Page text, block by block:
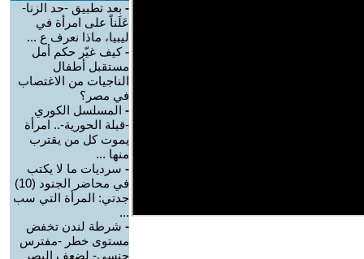
- بعد تطبيق -حد الزنا-
عَلَناً على امرأة في
ليبيا، ماذا نعرف ع ...
-كيف غيّر حكم أمل
مستقبل أطفال
الناجيات من الاغتصاب
في مصر؟
- المسلسل الكوري
-قبلة الحورية-.. امرأة
يموت كل من يقترب
منها ...
- سرديات ما لا يكتب
في محاضر الجنود (10)
جدتي: المرأة التي سب
...
- شرطة لندن تخفض
مستوى خطر -مفترس
جنسي- لضعف البصر